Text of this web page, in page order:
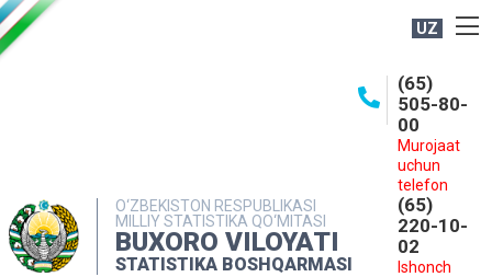
UZ
O‘ZBEKISTON RESPUBLIKASI
MILLIY STATISTIKA QO‘MITASI
BUXORO VILOYATI
STATISTIKA BOSHQARMASI
(65)
505-80-
00
Murojaat
uchun
telefon
(65)
220-10-
02
Ishonch
MATBUOT XIZMATI
MUROJAATLAR